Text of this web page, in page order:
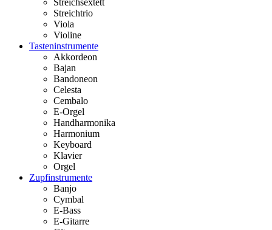
Streichtrio
Viola
Violine
Tasteninstrumente
Akkordeon
Bajan
Bandoneon
Celesta
Cembalo
E-Orgel
Handharmonika
Harmonium
Keyboard
Klavier
Orgel
Zupfinstrumente
Banjo
Cymbal
E-Bass
E-Gitarre